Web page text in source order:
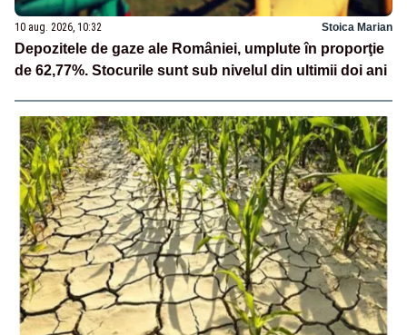
10 aug. 2026, 10:32 Stoica Marian
Depozitele de gaze ale României, umplute în proporţie
de 62,77%. Stocurile sunt sub nivelul din ultimii doi ani